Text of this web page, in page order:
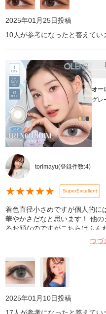
2025年01月25日投稿
10人が参考になったと答えてい
オー
グレ
torimayu(登録件数:4)
★★★★★ SuperExcellent
着色直径小さめですが個人的に
華やかさだなと思います！ 他
るお顔なのですがこちらはふん
した♡ イエベ春の私でもつけ
すいニュアンスではないかな♪
乾きもあまり気にならなかった
つづ
2025年01月10日投稿